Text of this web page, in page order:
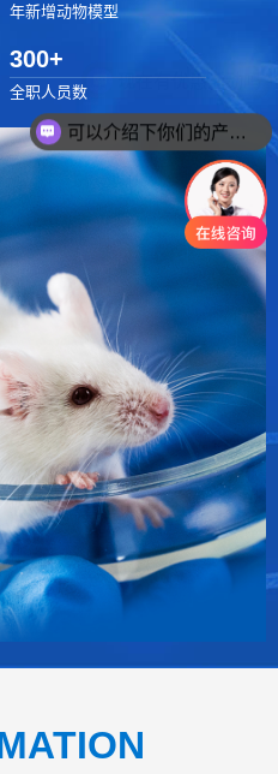
年新增动物模型
300+
全职人员数